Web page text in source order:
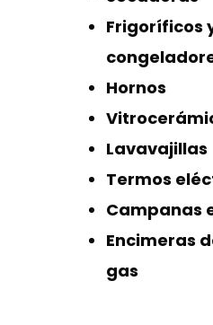
Frigoríficos
Hornos
Lavavajillas
Termos
Campanas
Encimeras
gas